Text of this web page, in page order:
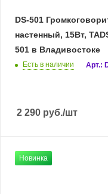
DS-501
настенный, 15Вт,
501 в Владивостоке
Есть в наличии Арт.:
2 290 руб./шт
Новинка